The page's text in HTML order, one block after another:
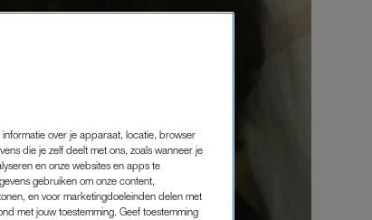
over je apparaat, locatie, browser
die je zelf deelt met ons, zoals wanneer je
en onze websites en apps te
gebruiken om onze content,
en voor marketingdoeleinden delen met
met jouw toestemming. Geef toestemming